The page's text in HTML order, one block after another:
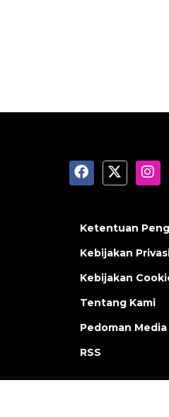
Ketentuan
Kebijakan
Kebijakan
Tentang Kami
Pedoman
RSS